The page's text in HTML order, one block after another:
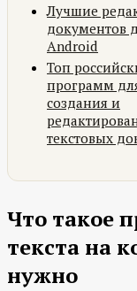
Лучшие
документов
Android
Топ
программ
создания и
текстовых
Что такое
текста на
нужно